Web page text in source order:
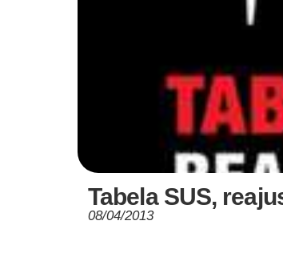
Tabela SUS,
08/04/2013